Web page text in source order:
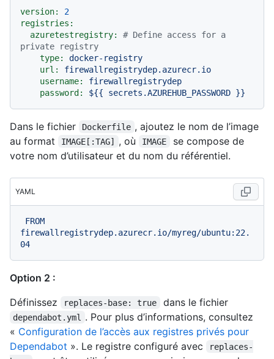
version:
2
registries:
azuretestregistry:
# Define access for a
private registry
type:
docker-registry
url:
firewallregistrydep.azurecr.io
username:
firewallregistrydep
password:
${{ secrets.AZUREHUB_PASSWORD }}
Dans le fichier Dockerfile , ajoutez le nom de l’image
au format
IMAGE[:TAG] , où IMAGE
se compose de
votre nom d’utilisateur et du nom du référentiel.
YAML
FROM
firewallregistrydep.azurecr.io/myreg/ubuntu:22.
04
Option 2 :
Définissez
replaces-base: true dans le fichier
dependabot.yml
. Pour plus d’informations, consultez
« Configuration de l’accès aux registres privés pour
Dependabot ». Le registre configuré avec
replaces-